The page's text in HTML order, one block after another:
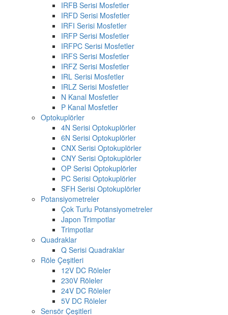
IRFB Serisi Mosfetler
IRFD Serisi Mosfetler
IRFI Serisi Mosfetler
IRFP Serisi Mosfetler
IRFPC Serisi Mosfetler
IRFS Serisi Mosfetler
IRFZ Serisi Mosfetler
IRL Serisi Mosfetler
IRLZ Serisi Mosfetler
N Kanal Mosfetler
P Kanal Mosfetler
Optokuplörler
4N Serisi Optokuplörler
6N Serisi Optokuplörler
CNX Serisi Optokuplörler
CNY Serisi Optokuplörler
OP Serisi Optokuplörler
PC Serisi Optokuplörler
SFH Serisi Optokuplörler
Potansiyometreler
Çok Turlu Potansiyometreler
Japon Trimpotlar
Trimpotlar
Quadraklar
Q Serisi Quadraklar
Röle Çeşitleri
12V DC Röleler
230V Röleler
24V DC Röleler
5V DC Röleler
Sensör Çeşitleri